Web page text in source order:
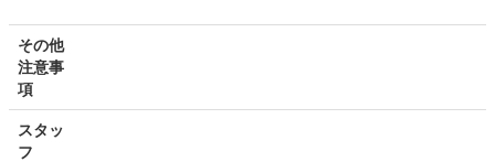
その他
注意事
項
スタッ
フ